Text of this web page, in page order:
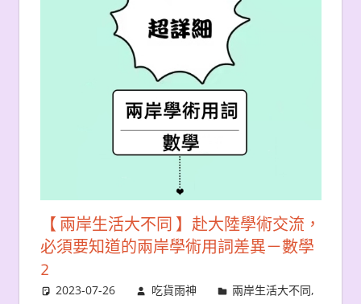
【 兩岸生活大不同 】赴大陸學術交流，
必須要知道的兩岸學術用詞差異－數學
2
2023-07-26 吃貨雨神 兩岸生活大不同,